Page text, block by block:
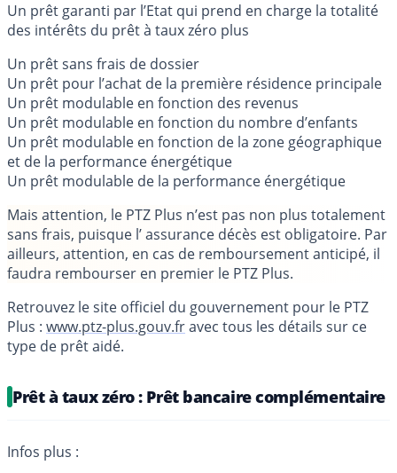
Un prêt garanti par l’Etat qui prend en charge la totalité
des intérêts du prêt à taux zéro plus
Un prêt sans frais de dossier
Un prêt pour l’achat de la première résidence principale
Un prêt modulable en fonction des revenus
Un prêt modulable en fonction du nombre d’enfants
Un prêt modulable en fonction de la zone géographique
et de la performance énergétique
Un prêt modulable de la performance énergétique
Mais attention, le PTZ Plus n’est pas non plus totalement
sans frais, puisque l’ assurance décès est obligatoire. Par
ailleurs, attention, en cas de remboursement anticipé, il
faudra rembourser en premier le PTZ Plus.
Retrouvez le site officiel du gouvernement pour le PTZ
Plus : www.ptz-plus.gouv.fravec tous les détails sur ce
type de prêt aidé.
Prêt à taux zéro : Prêt bancaire complémentaire
Infos plus :